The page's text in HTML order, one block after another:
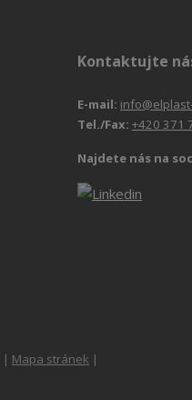
Kontaktujte
E-mail:
Tel./Fax:+420 371
Najdete nás na
| Mapa stránek |